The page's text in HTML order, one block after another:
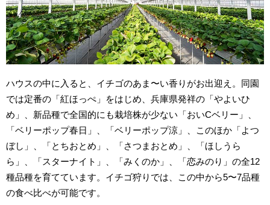
ハウスの中に入ると、イチゴのあま〜い香りがお出迎え。同園
では定番の「紅ほっぺ」をはじめ、兵庫県発祥の「やよいひ
め」、新品種で全国的にも栽培株が少ない「おいCベリー」、
「ベリーポップ春日」、「ベリーポップ涼」、このほか「よつ
ぼし」、「とちおとめ」、「さつまおとめ」、「ほしうら
ら」、「スターナイト」、「みくのか」、「恋みのり」の全12
種品種を育てています。イチゴ狩りでは、この中から5〜7品種
の食べ比べが可能です。